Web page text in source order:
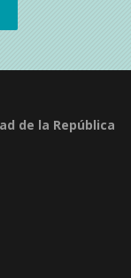
de la República